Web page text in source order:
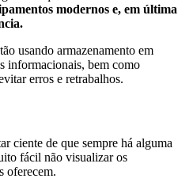
modernos e, em última
usando armazenamento em
informacionais, bem como
erros e retrabalhos.
ciente de que sempre há alguma
fácil não visualizar os
oferecem.